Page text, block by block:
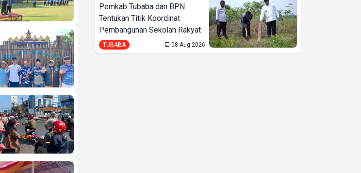
Pemkab Tubaba dan BPN
Tentukan Titik Koordinat
Pembangunan Sekolah Rakyat
TUBABA 08-Aug-2026